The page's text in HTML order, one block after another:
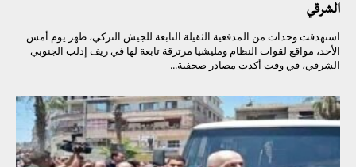
الشرقي
استهدفت وحدات من المدفعية الثقيلة التابعة للجيش التركي، ظهر يوم أمس
الأحد، مواقع لقوات النظام ومليشيا مرتزقة تابعة لها في ريف إدلب الجنوبي
الشرقي، في وقت أكدت مصادر صحفية...